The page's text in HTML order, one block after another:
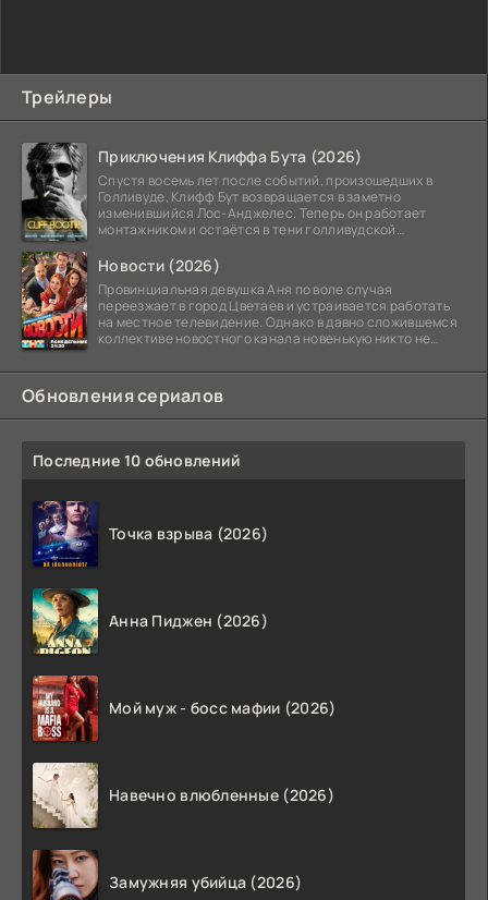
Трейлеры
Приключения Клиффа Бута (2026)
Спустя восемь лет после событий, произошедших в
Голливуде, Клифф Бут возвращается в заметно
изменившийся Лос-Анджелес. Теперь он работает
монтажником и остаётся в тени голливудской
Новости (2026)
Провинциальная девушка Аня по воле случая
переезжает в город Цветаев и устраивается работать
на местное телевидение. Однако в давно сложившемся
коллективе новостного канала новенькую никто не
Обновления сериалов
Последние 10 обновлений
Точка взрыва (2026)
Анна Пиджен (2026)
Мой муж - босс мафии (2026)
Навечно влюбленные (2026)
Замужняя убийца (2026)